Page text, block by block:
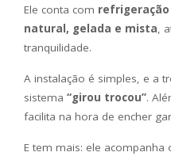
Ele conta com
natural, gelada e mista,
tranquilidade.
A instalação é simples, e a
sistema “girou trocou”.
facilita na hora de encher
E tem mais: ele acompanha